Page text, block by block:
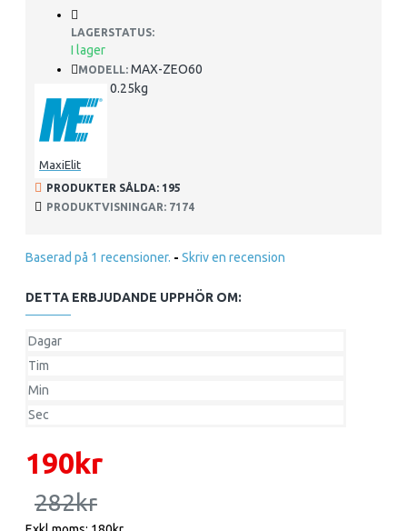
LAGERSTATUS:
I lager
MODELL: MAX-ZEO60
0.25kg
MaxiElit
PRODUKTER SÅLDA: 195
PRODUKTVISNINGAR: 7174
Baserad på 1 recensioner. - Skriv en recension
DETTA ERBJUDANDE UPPHÖR OM:
Dagar
Tim
Min
Sec
190kr
282kr